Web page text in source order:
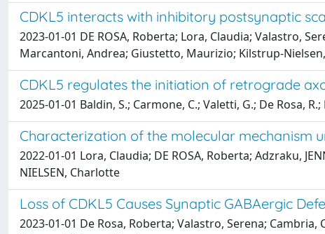
CDKL5 interacts with inhibitory postsynaptic
2023-01-01 DE ROSA, Roberta; Lora, Claudia; Valastro,
Marcantoni, Andrea; Giustetto, Maurizio; Kilstrup-
CDKL5 regulates the initiation of retrograde
2025-01-01 Baldin, S.; Carmone, C.; Valetti, G.; De Rosa,
Characterization of the molecular mechanism
2022-01-01 Lora, Claudia; DE ROSA, Roberta; Adzraku,
NIELSEN, Charlotte
Loss of CDKL5 Causes Synaptic GABAergic
2023-01-01 De Rosa, Roberta; Valastro, Serena;